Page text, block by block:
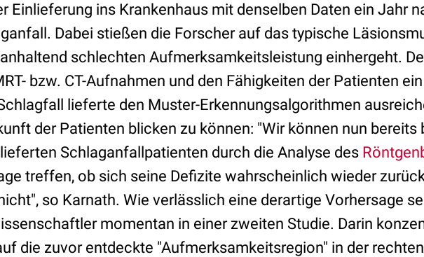
Einlieferung ins Krankenhaus mit denselben Daten ein Jahr
Dabei stießen die Forscher auf das typische
schlechten Aufmerksamkeitsleistung einhergeht.
bzw. CT-Aufnahmen und den Fähigkeiten der Patienten
lieferte den Muster-Erkennungsalgorithmen
der Patienten blicken zu können: "Wir können nun bereits
Schlaganfallpatienten durch die Analyse des
treffen, ob sich seine Defizite wahrscheinlich wieder
so Karnath. Wie verlässlich eine derartige Vorhersage
momentan in einer zweiten Studie. Darin
die zuvor entdeckte "Aufmerksamkeitsregion" in der